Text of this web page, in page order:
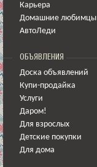
Карьера
Домашние любимцы
АвтоЛеди
ОБЪЯВЛЕНИЯ
Доска объявлений
Купи-продайка
Услуги
Даром!
Для взрослых
Детские покупки
Для дома